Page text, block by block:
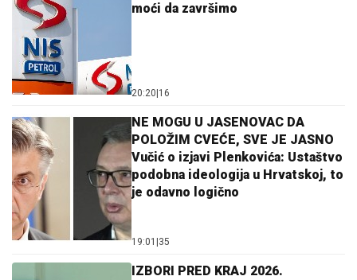
moći da završimo
20:20 16
NE MOGU U JASENOVAC DA
POLOŽIM CVEĆE, SVE JE JASNO
Vučić o izjavi Plenkovića: Ustaštvo
podobna ideologija u Hrvatskoj, to
je odavno logično
19:01 35
IZBORI PRED KRAJ 2026.